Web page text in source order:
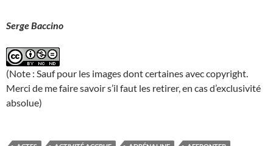
Serge Baccino
(Note : Sauf pour les images dont certaines avec copyright.
Merci de me faire savoir s’il faut les retirer, en cas d’exclusivité
absolue)